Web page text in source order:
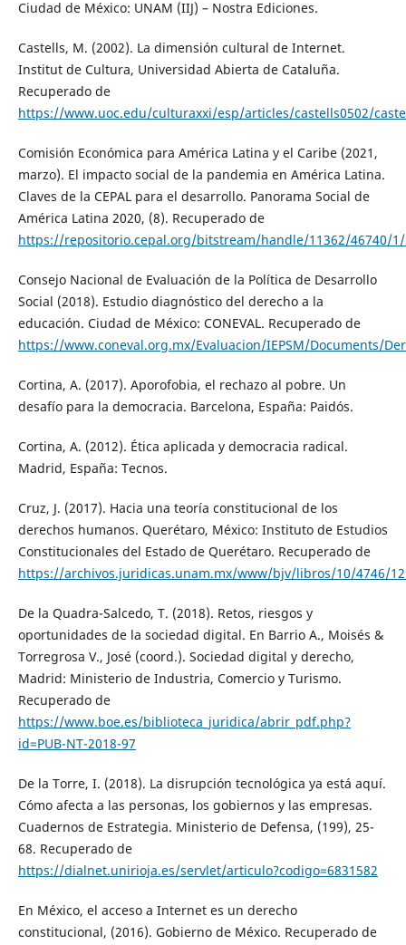
Ciudad de México: UNAM (IIJ) – Nostra Ediciones.
Castells, M. (2002). La dimensión cultural de Internet.
Institut de Cultura, Universidad Abierta de Cataluña.
Recuperado de
https://www.uoc.edu/culturaxxi/esp/articles/castells0502/
Comisión Económica para América Latina y el Caribe (2021,
marzo). El impacto social de la pandemia en América Latina.
Claves de la CEPAL para el desarrollo. Panorama Social de
América Latina 2020, (8). Recuperado de
https://repositorio.cepal.org/bitstream/handle/11362/46740/1/
Consejo Nacional de Evaluación de la Política de Desarrollo
Social (2018). Estudio diagnóstico del derecho a la
educación. Ciudad de México: CONEVAL. Recuperado de
https://www.coneval.org.mx/Evaluacion/IEPSM/Documents/
Cortina, A. (2017). Aporofobia, el rechazo al pobre. Un
desafío para la democracia. Barcelona, España: Paidós.
Cortina, A. (2012). Ética aplicada y democracia radical.
Madrid, España: Tecnos.
Cruz, J. (2017). Hacia una teoría constitucional de los
derechos humanos. Querétaro, México: Instituto de Estudios
Constitucionales del Estado de Querétaro. Recuperado de
https://archivos.juridicas.unam.mx/www/bjv/libros/10/4746/
De la Quadra-Salcedo, T. (2018). Retos, riesgos y
oportunidades de la sociedad digital. En Barrio A., Moisés &
Torregrosa V., José (coord.). Sociedad digital y derecho,
Madrid: Ministerio de Industria, Comercio y Turismo.
Recuperado de
https://www.boe.es/biblioteca_juridica/abrir_pdf.php?
id=PUB-NT-2018-97
De la Torre, I. (2018). La disrupción tecnológica ya está aquí.
Cómo afecta a las personas, los gobiernos y las empresas.
Cuadernos de Estrategia. Ministerio de Defensa, (199), 25-
68. Recuperado de
https://dialnet.unirioja.es/servlet/articulo?codigo=6831582
En México, el acceso a Internet es un derecho
constitucional, (2016). Gobierno de México. Recuperado de